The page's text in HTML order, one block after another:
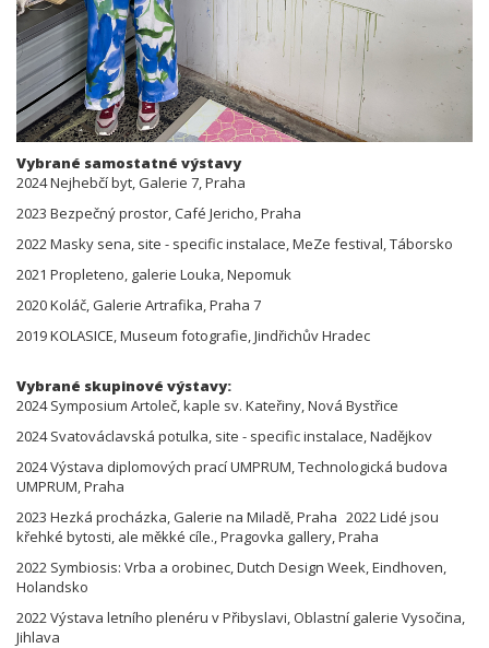
Vybrané samostatné výstavy
2024 Nejhebčí byt, Galerie 7, Praha
2023 Bezpečný prostor, Café Jericho, Praha
2022 Masky sena, site - specific instalace, MeZe festival, Táborsko
2021 Propleteno, galerie Louka, Nepomuk
2020 Koláč, Galerie Artrafika, Praha 7
2019 KOLASICE, Museum fotografie, Jindřichův Hradec
Vybrané skupinové výstavy:
2024 Symposium Artoleč, kaple sv. Kateřiny, Nová Bystřice
2024 Svatováclavská potulka, site - specific instalace, Nadějkov
2024 Výstava diplomových prací UMPRUM, Technologická budova
UMPRUM, Praha
2023 Hezká procházka, Galerie na Miladě, Praha 2022 Lidé jsou
křehké bytosti, ale měkké cíle., Pragovka gallery, Praha
2022 Symbiosis: Vrba a orobinec, Dutch Design Week, Eindhoven,
Holandsko
2022 Výstava letního plenéru v Přibyslavi, Oblastní galerie Vysočina,
Jihlava